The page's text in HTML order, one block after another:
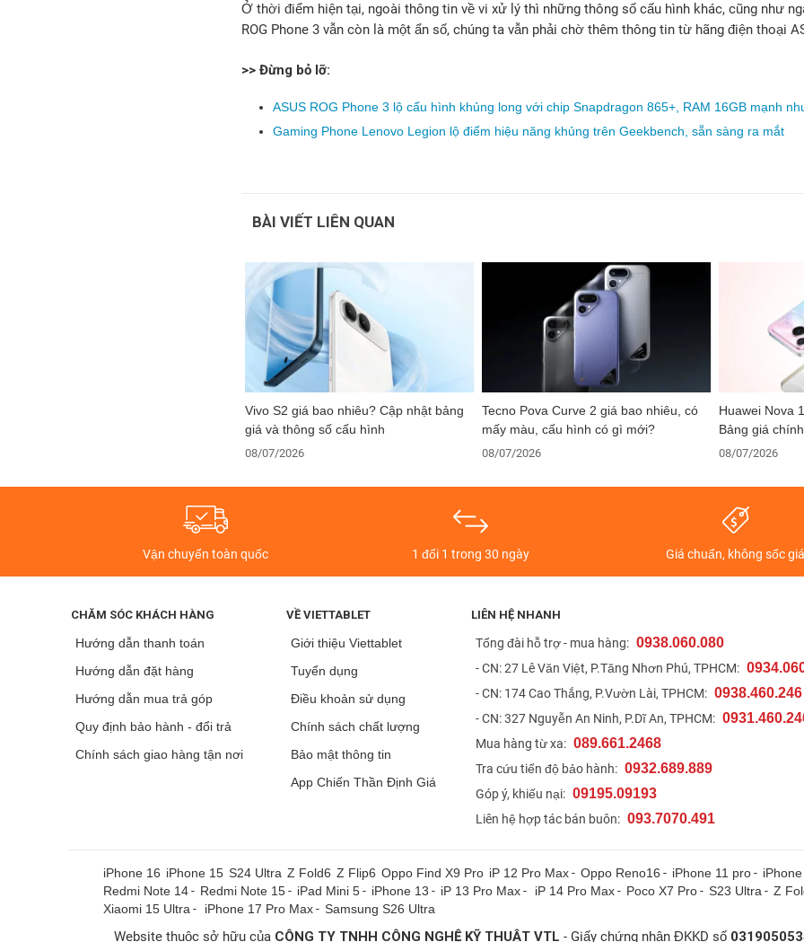
Ở thời điểm hiện tại, ngoài thông tin về vi xử lý thì những thông số cấu hình khác, cũng như
ROG Phone 3 vẫn còn là một ẩn số, chúng ta vẫn phải chờ thêm thông tin từ hãng điện thoại
>> Đừng bỏ lỡ:
ASUS ROG Phone 3 lộ cấu hình khủng long với chip Snapdragon 865+, RAM 16GB mạnh
Gaming Phone Lenovo Legion lộ điểm hiệu năng khủng trên Geekbench, sẵn sàng ra mắt
BÀI VIẾT LIÊN QUAN
Vivo S2 giá bao nhiêu? Cập nhật bảng
giá và thông số cấu hình
08/07/2026
Tecno Pova Curve 2 giá bao nhiêu, có
mấy màu, cấu hình có gì mới?
08/07/2026
Huawei Nova
Bảng giá
08/07/2026
Vận chuyển toàn quốc 1 đổi 1 trong 30 ngày Giá chuẩn, không sốc
CHĂM SÓC KHÁCH HÀNG
Hướng dẫn thanh toán
Hướng dẫn đặt hàng
Hướng dẫn mua trả góp
Quy định bảo hành - đổi trả
Chính sách giao hàng tận nơi
VỀ VIETTABLET
Giới thiệu Viettablet
Tuyển dụng
Điều khoản sử dụng
Chính sách chất lượng
Bảo mật thông tin
App Chiến Thần Định Giá
LIÊN HỆ NHANH
Tổng đài hỗ trợ - mua hàng: 0938.060.080
- CN: 27 Lê Văn Việt, P.Tăng Nhơn Phú, TPHCM:
- CN: 174 Cao Thắng, P.Vườn Lài, TPHCM: 0938.460.246
- CN: 327 Nguyễn An Ninh, P.Dĩ An, TPHCM:
Mua hàng từ xa: 089.661.2468
Tra cứu tiến độ bảo hành: 0932.689.889
Góp ý, khiếu nại: 09195.09193
Liên hệ hợp tác bán buôn: 093.7070.491
iPhone 16 iPhone 15 S24 Ultra Z Fold6 Z Flip6 Oppo Find X9 Pro iP 12 Pro Max- Oppo Reno16 - iPhone 11 pro-
Redmi Note 14- Redmi Note 15- iPad Mini 5- iPhone 13 - iP 13 Pro Max- iP 14 Pro Max- Poco X7 Pro- S23 Ultra - Z
Xiaomi 15 Ultra - iPhone 17 Pro Max- Samsung S26 Ultra
Website thuộc sở hữu của CÔNG TY TNHH CÔNG NGHỆ KỸ THUẬT VTL - Giấy chứng nhận ĐKKD số